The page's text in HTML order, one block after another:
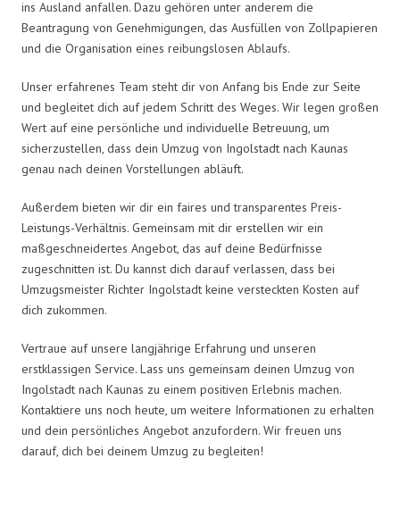
ins Ausland anfallen. Dazu gehören unter anderem die
Beantragung von Genehmigungen, das Ausfüllen von Zollpapieren
und die Organisation eines reibungslosen Ablaufs.
Unser erfahrenes Team steht dir von Anfang bis Ende zur Seite
und begleitet dich auf jedem Schritt des Weges. Wir legen großen
Wert auf eine persönliche und individuelle Betreuung, um
sicherzustellen, dass dein Umzug von Ingolstadt nach Kaunas
genau nach deinen Vorstellungen abläuft.
Außerdem bieten wir dir ein faires und transparentes Preis-
Leistungs-Verhältnis. Gemeinsam mit dir erstellen wir ein
maßgeschneidertes Angebot, das auf deine Bedürfnisse
zugeschnitten ist. Du kannst dich darauf verlassen, dass bei
Umzugsmeister Richter Ingolstadt keine versteckten Kosten auf
dich zukommen.
Vertraue auf unsere langjährige Erfahrung und unseren
erstklassigen Service. Lass uns gemeinsam deinen Umzug von
Ingolstadt nach Kaunas zu einem positiven Erlebnis machen.
Kontaktiere uns noch heute, um weitere Informationen zu erhalten
und dein persönliches Angebot anzufordern. Wir freuen uns
darauf, dich bei deinem Umzug zu begleiten!